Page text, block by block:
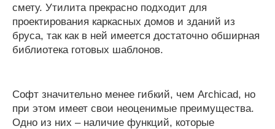
смету. Утилита прекрасно подходит для
проектирования каркасных домов и зданий из
бруса, так как в ней имеется достаточно обширная
библиотека готовых шаблонов.
Софт значительно менее гибкий, чем Archicad, но
при этом имеет свои неоценимые преимущества.
Одно из них – наличие функций, которые